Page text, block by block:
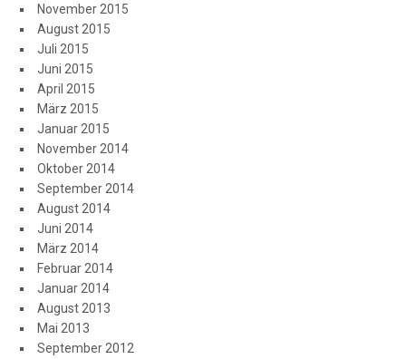
November 2015
August 2015
Juli 2015
Juni 2015
April 2015
März 2015
Januar 2015
November 2014
Oktober 2014
September 2014
August 2014
Juni 2014
März 2014
Februar 2014
Januar 2014
August 2013
Mai 2013
September 2012